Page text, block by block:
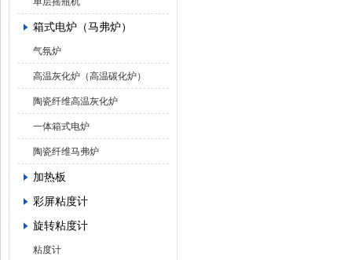
箱式电炉（马弗炉）
气氛炉
高温灰化炉（高温碳化炉）
陶瓷纤维高温灰化炉
一体箱式电炉
陶瓷纤维马弗炉
加热板
彩屏粘度计
旋转粘度计
粘度计